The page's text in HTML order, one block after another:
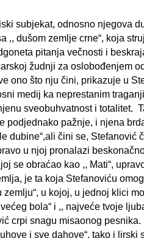
subjekat, odnosno njegova
,, dušom zemlјe crne“, koja
pitanja večnosti i
žudnji za oslobođenjem
ono što nju čini, prikazuje u
medij ka neprestanim
sveobuhvatnost i totalitet.
podjednako pažnje, i njena
dubine“,ali čini se, Stefanović
u njoj pronalazi
se obraćao kao ,, Mati“,
je ta koja Stefanoviću
u kojoj, u jednoj klici
bola“ i ,, najveće tvoje
crpi snagu misaonog pesnika.
i sve dahove“, tako i lirski